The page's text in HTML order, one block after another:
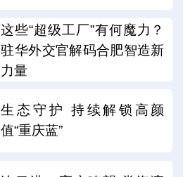
这些“超级工厂”有何魔力？
驻华外交官解码合肥智造新
力量
生态守护 持续解锁高颜
值“重庆蓝”